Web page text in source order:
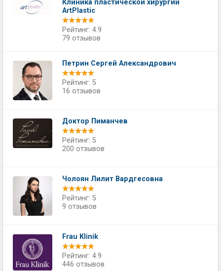
Клиника пластической хирургии
ArtPlastic
Рейтинг: 4.9
79 отзывов
Петрин Сергей Александрович
Рейтинг: 5
16 отзывов
Доктор Пиманчев
Рейтинг: 5
200 отзывов
Чолоян Лилит Вардгесовна
Рейтинг: 5
9 отзывов
Frau Klinik
Рейтинг: 4.9
446 отзывов